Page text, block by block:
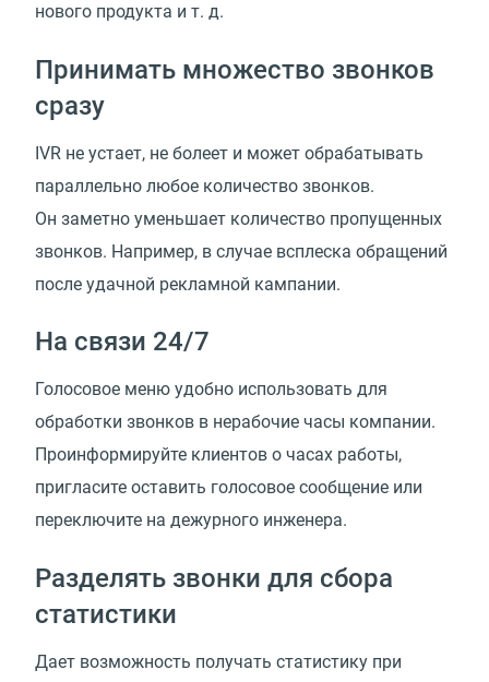
нового продукта и т. д.
Принимать множество звонков
сразу
IVR не устает, не болеет и может обрабатывать
параллельно любое количество звонков.
Он заметно уменьшает количество пропущенных
звонков. Например, в случае всплеска обращений
после удачной рекламной кампании.
На связи 24/7
Голосовое меню удобно использовать для
обработки звонков в нерабочие часы компании.
Проинформируйте клиентов о часах работы,
пригласите оставить голосовое сообщение или
переключите на дежурного инженера.
Разделять звонки для сбора
статистики
Дает возможность получать статистику при